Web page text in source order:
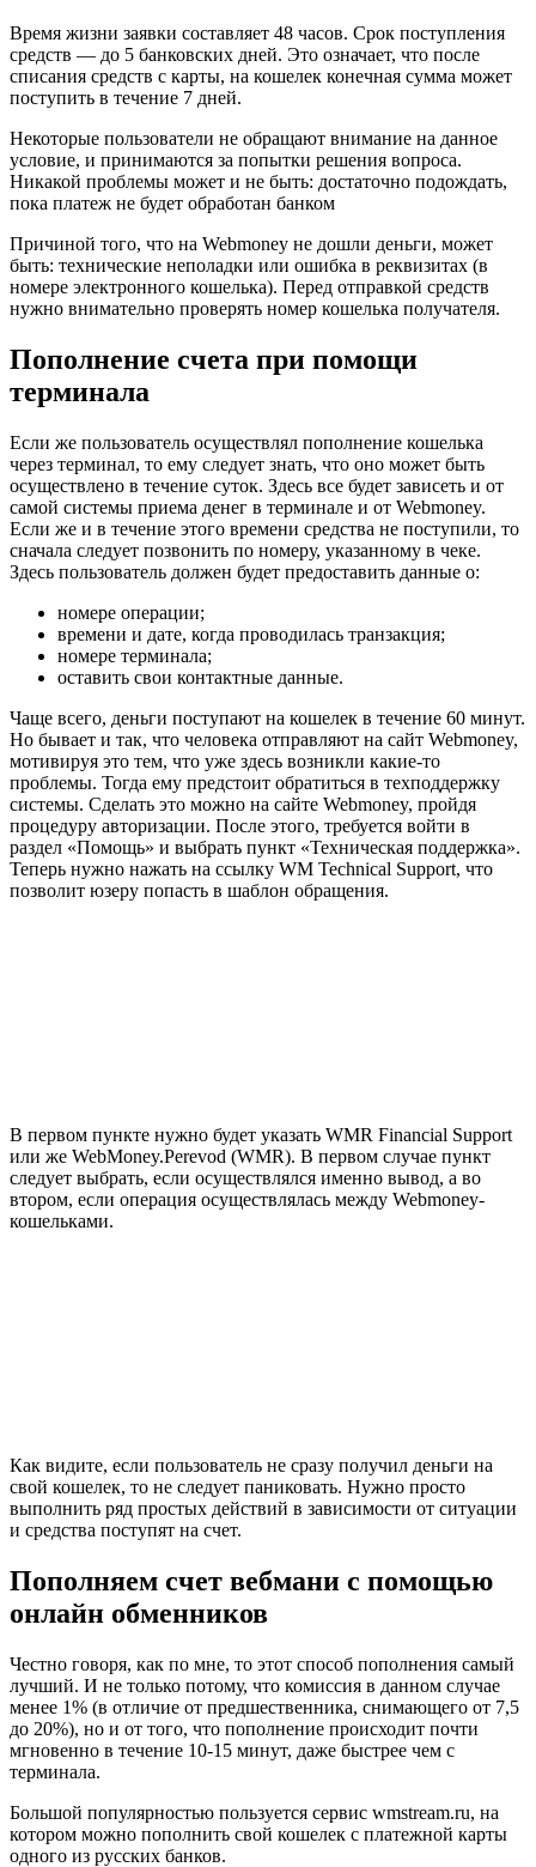
Время жизни заявки составляет 48 часов. Срок поступления
средств — до 5 банковских дней. Это означает, что после
списания средств с карты, на кошелек конечная сумма может
поступить в течение 7 дней.
Некоторые пользователи не обращают внимание на данное
условие, и принимаются за попытки решения вопроса.
Никакой проблемы может и не быть: достаточно подождать,
пока платеж не будет обработан банком
Причиной того, что на Webmoney не дошли деньги, может
быть: технические неполадки или ошибка в реквизитах (в
номере электронного кошелька). Перед отправкой средств
нужно внимательно проверять номер кошелька получателя.
Пополнение счета при помощи
терминала
Если же пользователь осуществлял пополнение кошелька
через терминал, то ему следует знать, что оно может быть
осуществлено в течение суток. Здесь все будет зависеть и от
самой системы приема денег в терминале и от Webmoney.
Если же и в течение этого времени средства не поступили, то
сначала следует позвонить по номеру, указанному в чеке.
Здесь пользователь должен будет предоставить данные о:
номере операции;
времени и дате, когда проводилась транзакция;
номере терминала;
оставить свои контактные данные.
Чаще всего, деньги поступают на кошелек в течение 60 минут.
Но бывает и так, что человека отправляют на сайт Webmoney,
мотивируя это тем, что уже здесь возникли какие-то
проблемы. Тогда ему предстоит обратиться в техподдержку
системы. Сделать это можно на сайте Webmoney, пройдя
процедуру авторизации. После этого, требуется войти в
раздел «Помощь» и выбрать пункт «Техническая поддержка».
Теперь нужно нажать на ссылку WM Technical Support, что
позволит юзеру попасть в шаблон обращения.
В первом пункте нужно будет указать WMR Financial Support
или же WebMoney.Perevod (WMR). В первом случае пункт
следует выбрать, если осуществлялся именно вывод, а во
втором, если операция осуществлялась между Webmoney-
кошельками.
Как видите, если пользователь не сразу получил деньги на
свой кошелек, то не следует паниковать. Нужно просто
выполнить ряд простых действий в зависимости от ситуации
и средства поступят на счет.
Пополняем счет вебмани с помощью
онлайн обменников
Честно говоря, как по мне, то этот способ пополнения самый
лучший. И не только потому, что комиссия в данном случае
менее 1% (в отличие от предшественника, снимающего от 7,5
до 20%), но и от того, что пополнение происходит почти
мгновенно в течение 10-15 минут, даже быстрее чем с
терминала.
Большой популярностью пользуется сервис wmstream.ru, на
котором можно пополнить свой кошелек с платежной карты
одного из русских банков.